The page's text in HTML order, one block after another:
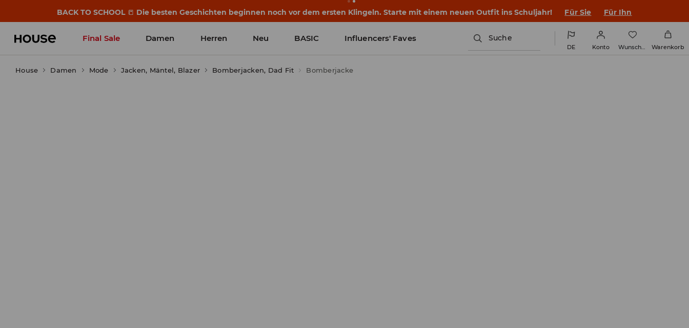
BACK TO SCHOOL 📒 Die besten Geschichten beginnen noch vor dem ersten Klingeln. Starte mit einem neuen Outfit ins Schuljahr! Für Sie Für Ihn
Final Sale Damen Herren Neu BASIC Influencers' Faves Suche
DE Konto Wunschliste Warenkorb
House Damen Mode Jacken, Mäntel, Blazer Bomberjacken, Dad Fit Bomberjacke